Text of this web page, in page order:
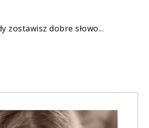
zostawisz dobre słowo...